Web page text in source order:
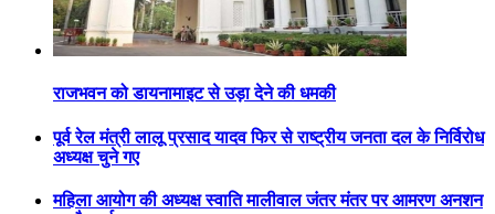
राजभवन को डायनामाइट से उड़ा देने की धमकी
पूर्व रेल मंत्री लालू प्रसाद यादव फिर से राष्ट्रीय जनता दल के निर्विरोध
अध्यक्ष चुने गए
महिला आयोग की अध्यक्ष स्वाति मालीवाल जंतर मंतर पर आमरण अनशन